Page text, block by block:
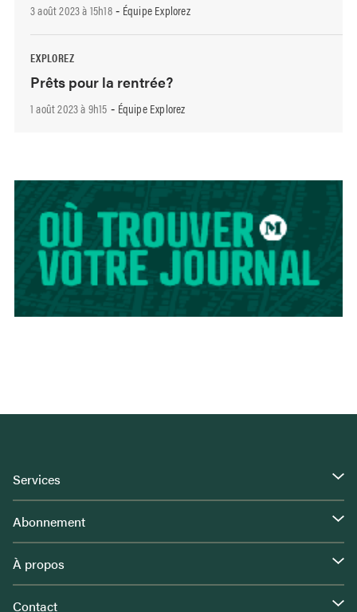
3 août 2023 à 15h18- Équipe Explorez
EXPLOREZ
Prêts pour la rentrée?
1 août 2023 à 9h15 - Équipe Explorez
Services
Abonnement
À propos
Contact